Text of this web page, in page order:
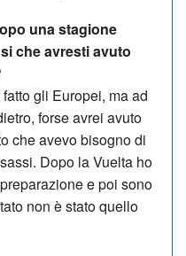
una stagione
che avresti avuto
gli Europei, ma ad
forse avrei avuto
che avevo bisogno di
Dopo la Vuelta ho
e poi sono
non è stato quello